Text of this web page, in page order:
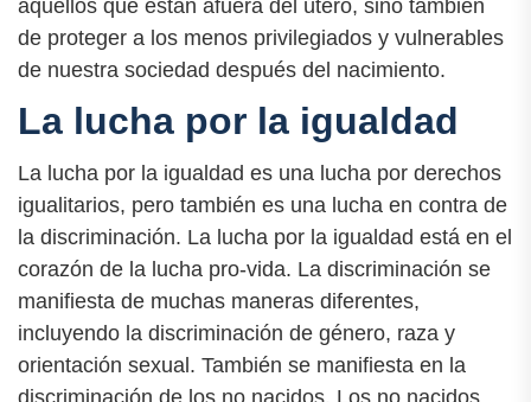
aquellos que están afuera del útero, sino también
de proteger a los menos privilegiados y vulnerables
de nuestra sociedad después del nacimiento.
La lucha por la igualdad
La lucha por la igualdad es una lucha por derechos
igualitarios, pero también es una lucha en contra de
la discriminación. La lucha por la igualdad está en el
corazón de la lucha pro-vida. La discriminación se
manifiesta de muchas maneras diferentes,
incluyendo la discriminación de género, raza y
orientación sexual. También se manifiesta en la
discriminación de los no nacidos. Los no nacidos